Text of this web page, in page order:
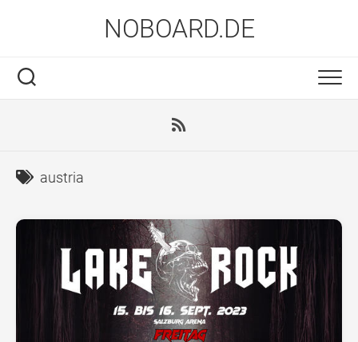
NOBOARD.DE
austria